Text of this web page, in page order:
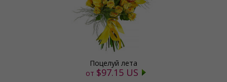
Поцелуй лета
от $97.15 US